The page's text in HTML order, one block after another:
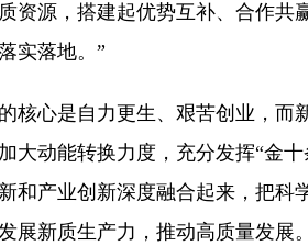
资源，搭建起优势互补、合作共
实落地。”
心是自力更生、艰苦创业，而
大动能转换力度，充分发挥“金
和产业创新深度融合起来，把科
展新质生产力，推动高质量发展。